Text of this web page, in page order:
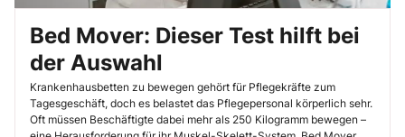
Bed Mover: Dieser Test hilft bei
der Auswahl
Krankenhausbetten zu bewegen gehört für Pflegekräfte zum
Tagesgeschäft, doch es belastet das Pflegepersonal körperlich sehr.
Oft müssen Beschäftigte dabei mehr als 250 Kilogramm bewegen –